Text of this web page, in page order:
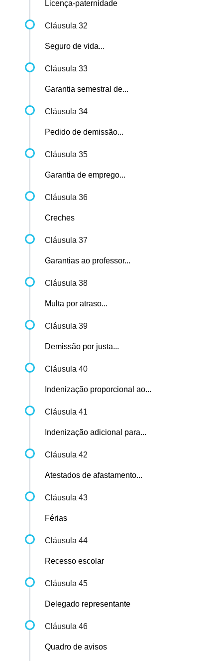
Licença-paternidade
Cláusula 32
Seguro de vida...
Cláusula 33
Garantia semestral de...
Cláusula 34
Pedido de demissão...
Cláusula 35
Garantia de emprego...
Cláusula 36
Creches
Cláusula 37
Garantias ao professor...
Cláusula 38
Multa por atraso...
Cláusula 39
Demissão por justa...
Cláusula 40
Indenização proporcional ao...
Cláusula 41
Indenização adicional para...
Cláusula 42
Atestados de afastamento...
Cláusula 43
Férias
Cláusula 44
Recesso escolar
Cláusula 45
Delegado representante
Cláusula 46
Quadro de avisos